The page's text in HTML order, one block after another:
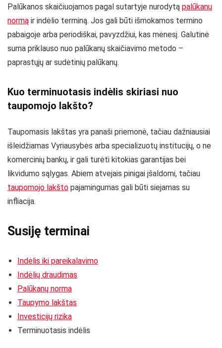
Palūkanos skaičiuojamos pagal sutartyje nurodytą palūkanų
normą ir indėlio terminą. Jos gali būti išmokamos termino
pabaigoje arba periodiškai, pavyzdžiui, kas mėnesį. Galutinė
suma priklauso nuo palūkanų skaičiavimo metodo –
paprastųjų ar sudėtinių palūkanų.
Kuo terminuotasis indėlis skiriasi nuo
taupomojo lakšto?
Taupomasis lakštas yra panaši priemonė, tačiau dažniausiai
išleidžiamas Vyriausybės arba specializuotų institucijų, o ne
komercinių bankų, ir gali turėti kitokias garantijas bei
likvidumo sąlygas. Abiem atvejais pinigai įšaldomi, tačiau
taupomojo lakšto pajamingumas gali būti siejamas su
infliacija.
Susiję terminai
Indėlis iki pareikalavimo
Indėlių draudimas
Palūkanų norma
Taupymo lakštas
Investicijų rizika
Terminuotasis indėlis